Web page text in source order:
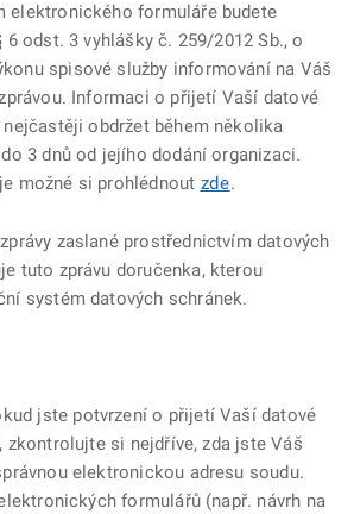
elektronického formuláře budete
odst. 3 vyhlášky č. 259/2012 Sb., o
spisové služby informování na Váš
Informaci o přijetí Vaší datové
obdržet během několika
3 dnů od jejího dodání organizaci.
možné si prohlédnout zde.
zaslané prostřednictvím datových
tuto zprávu doručenka, kterou
systém datových schránek.
jste potvrzení o přijetí Vaší datové
zkontrolujte si nejdříve, zda jste Váš
elektronickou adresu soudu.
formulářů (např. návrh na